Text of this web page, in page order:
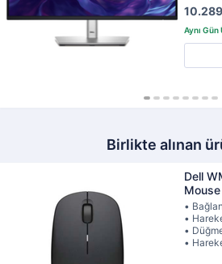
Birlikte alınan
Dell
•
•
•
•